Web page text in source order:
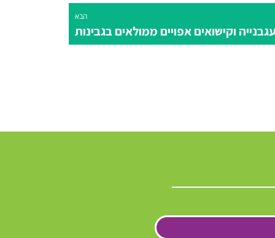
הבא
עגבנייה וקישואים אפויים ממולאים בגבינות